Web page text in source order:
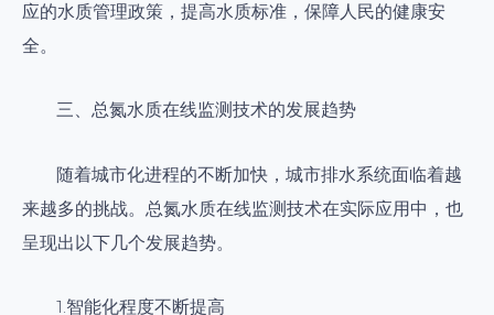
应的水质管理政策，提高水质标准，保障人民的健康安
全。
三、总氮水质在线监测技术的发展趋势
随着城市化进程的不断加快，城市排水系统面临着越
来越多的挑战。总氮水质在线监测技术在实际应用中，也
呈现出以下几个发展趋势。
1.智能化程度不断提高